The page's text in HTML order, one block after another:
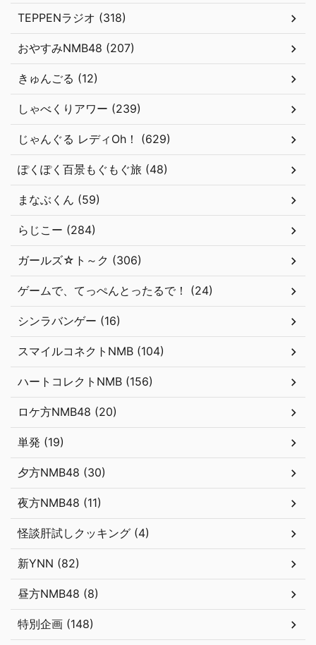
TEPPENラジオ (318)
おやすみNMB48 (207)
きゅんごる (12)
しゃべくりアワー (239)
じゃんぐる レディOh！ (629)
ぽくぽく百景もぐもぐ旅 (48)
まなぶくん (59)
らじこー (284)
ガールズ☆ト～ク (306)
ゲームで、てっぺんとったるで！ (24)
シンラバンゲー (16)
スマイルコネクトNMB (104)
ハートコレクトNMB (156)
ロケ方NMB48 (20)
単発 (19)
夕方NMB48 (30)
夜方NMB48 (11)
怪談肝試しクッキング (4)
新YNN (82)
昼方NMB48 (8)
特別企画 (148)